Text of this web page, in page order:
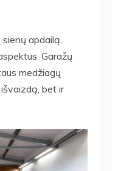
apdailą,
Garažų
medžiagų
bet ir